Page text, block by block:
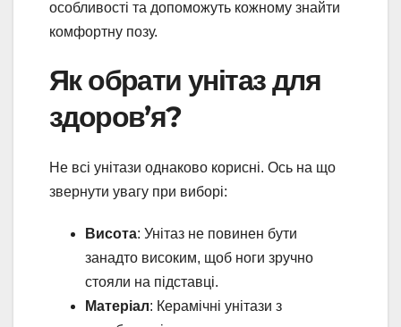
особливості та допоможуть кожному знайти
комфортну позу.
Як обрати унітаз для
здоров’я?
Не всі унітази однаково корисні. Ось на що
звернути увагу при виборі:
Висота: Унітаз не повинен бути
занадто високим, щоб ноги зручно
стояли на підставці.
Матеріал: Керамічні унітази з